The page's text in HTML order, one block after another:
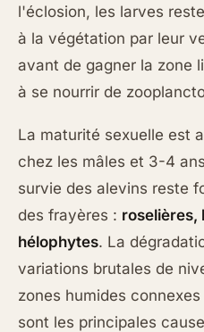
l'éclosion, les larves
à la végétation par leur
avant de gagner la zone
à se nourrir de
La maturité sexuelle est
chez les mâles et 3-4
survie des alevins reste
des frayères : roselières,
hélophytes. La
variations brutales de
zones humides
sont les principales